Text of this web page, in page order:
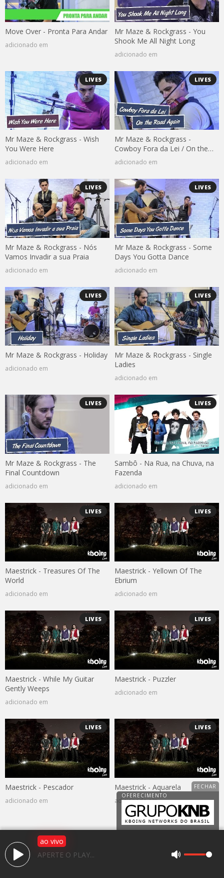
Move Over - Pronta Para Andar
adicionado em
Mr Maze & Rockgrass - You
Shook Me All Night Long
adicionado em
LIVES
Mr Maze & Rockgrass - Wish
You Were Here
adicionado em
LIVES
Mr Maze & Rockgrass -
Cowboy Fora da Lei / On the
Road Again
adicionado em
LIVES
Mr Maze & Rockgrass - Nós
Vamos Invadir a sua Praia
adicionado em
LIVES
Mr Maze & Rockgrass - Some
Days You Gotta Dance
adicionado em
LIVES
Mr Maze & Rockgrass - Holiday
adicionado em
LIVES
Mr Maze & Rockgrass - Single
Ladies
adicionado em
LIVES
Mr Maze & Rockgrass - The
Final Countdown
adicionado em
LIVES
Sambô - Na Rua, na Chuva, na
Fazenda
adicionado em
LIVES
Maestrick - Treasures Of The
World
adicionado em
LIVES
Maestrick - Yellown Of The
Ebrium
adicionado em
LIVES
Maestrick - While My Guitar
Gently Weeps
adicionado em
LIVES
Maestrick - Puzzler
adicionado em
LIVES
Maestrick - Pescador
adicionado em
LIVES
Maestrick - Aquarela
adicionado em
Av. 25 de janeiro, 1983, Jardim Caparroz
CEP: 15050-466 - São José do Rio Preto / SP
ao vivo
APERTE O PLAY...